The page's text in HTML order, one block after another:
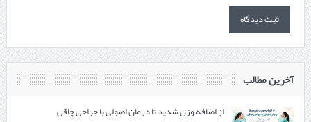
آخرین مطالب
از اضافه وزن شدید تا درمان اصولی با جراحی چاقی